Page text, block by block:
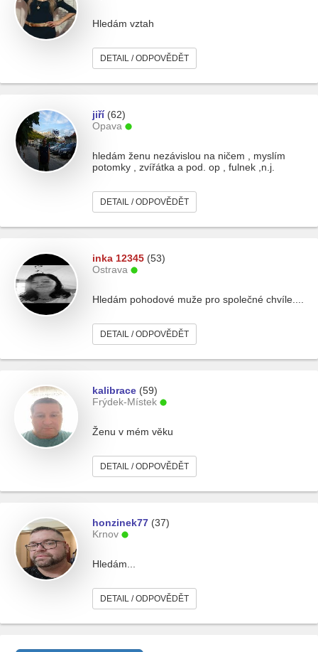
Hledám vztah
DETAIL / ODPOVĚDĚT
jiří(62)
Opava
hledám ženu nezávislou na ničem , myslím
potomky , zvířátka a pod. op , fulnek ,n.j.
DETAIL / ODPOVĚDĚT
inka 12345 (53)
Ostrava
Hledám pohodové muže pro společné chvíle....
DETAIL / ODPOVĚDĚT
kalibrace (59)
Frýdek-Místek
Ženu v mém věku
DETAIL / ODPOVĚDĚT
honzinek77 (37)
Krnov
Hledám...
DETAIL / ODPOVĚDĚT